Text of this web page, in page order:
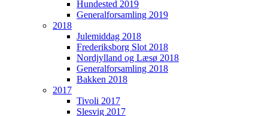
Hundested 2019
Generalforsamling 2019
2018
Julemiddag 2018
Frederiksborg Slot 2018
Nordjylland og Læsø 2018
Generalforsamling 2018
Bakken 2018
2017
Tivoli 2017
Slesvig 2017